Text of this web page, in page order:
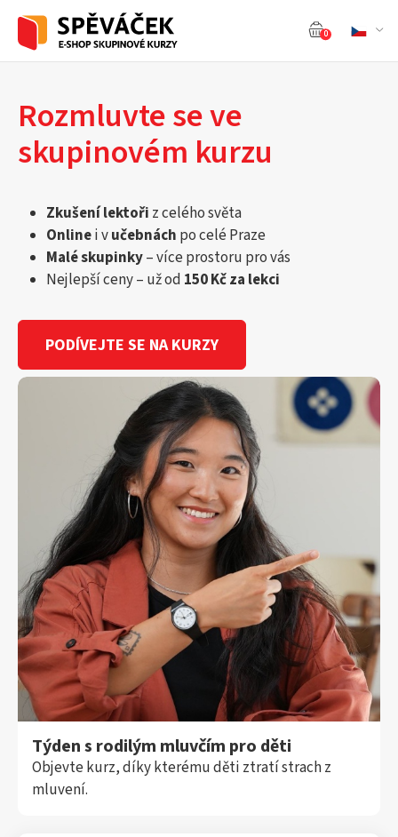
0
Rozmluvte se ve
skupinovém kurzu
Zkušení lektoři z celého světa
Onlinei vučebnách po celé Praze
Malé skupinky– více prostoru pro vás
Nejlepší ceny – už od 150 Kč za lekci
PODÍVEJTE SE NA KURZY
Týden s rodilým mluvčím pro děti
Objevte kurz, díky kterému děti ztratí strach z
mluvení.